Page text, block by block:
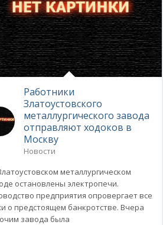
Работники
Златоустовского
металлургического завода
отправляют ходоков в
Москву
Новости
металлургическом
остановлены электропечи.
предприятия опровергает все
о предстоящем банкротстве. Вчера
завода была